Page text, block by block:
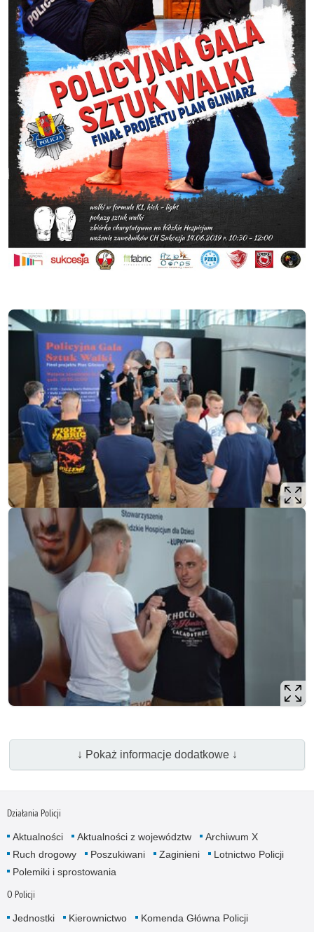
↓ Pokaż informacje dodatkowe ↓
Działania Policji
Aktualności Aktualności z województw
Archiwum X
Ruch drogowy
Poszukiwani Zaginieni
Lotnictwo Policji
Polemiki i sprostowania
O Policji
Jednostki Kierownictwo
Komenda Główna Policji